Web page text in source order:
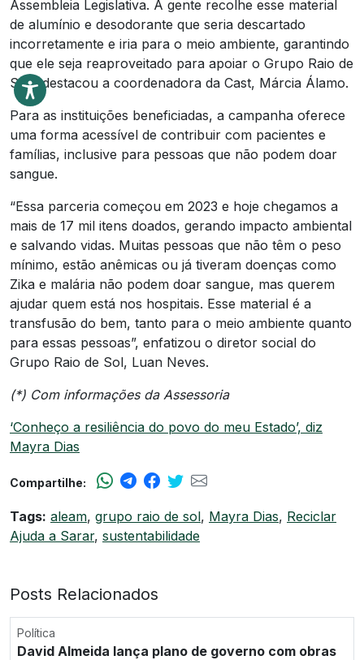
Assembleia Legislativa. A gente recolhe esse material
de alumínio e desodorante que seria descartado
incorretamente e iria para o meio ambiente, garantindo
que ele seja reaproveitado para apoiar o Grupo Raio de
Sol”, destacou a coordenadora da Cast, Márcia Álamo.
Para as instituições beneficiadas, a campanha oferece
uma forma acessível de contribuir com pacientes e
famílias, inclusive para pessoas que não podem doar
sangue.
“Essa parceria começou em 2023 e hoje chegamos a
mais de 17 mil itens doados, gerando impacto ambiental
e salvando vidas. Muitas pessoas que não têm o peso
mínimo, estão anêmicas ou já tiveram doenças como
Zika e malária não podem doar sangue, mas querem
ajudar quem está nos hospitais. Esse material é a
transfusão do bem, tanto para o meio ambiente quanto
para essas pessoas”, enfatizou o diretor social do
Grupo Raio de Sol, Luan Neves.
(*) Com informações da Assessoria
‘Conheço a resiliência do povo do meu Estado’, diz
Mayra Dias
Compartilhe:
Tags: aleam, grupo raio de sol, Mayra Dias, Reciclar
Ajuda a Sarar, sustentabilidade
Posts Relacionados
Política
David Almeida lança plano de governo com obras